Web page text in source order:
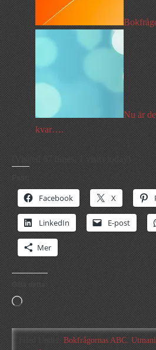
Nu är
kvar….
(Visited 67 times, 1 visits today)
Facebook X
LinkedIn E-post
Mer
Laddar
…
Bokfrågornas ABC